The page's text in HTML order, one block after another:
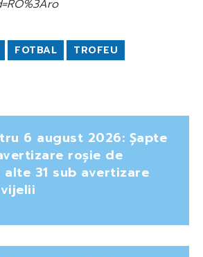
FOTBAL TROFEU
6 august 2026: Șapte
roșie de
alte 31 sub avertizare